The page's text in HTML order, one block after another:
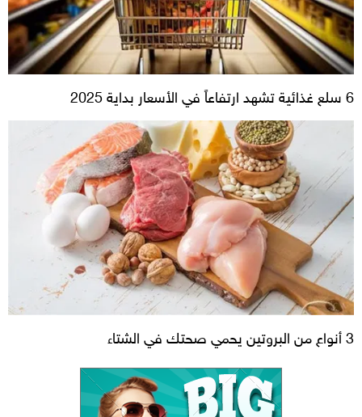
6 سلع غذائية تشهد ارتفاعاً في الأسعار بداية 2025
3 أنواع من البروتين يحمي صحتك في الشتاء